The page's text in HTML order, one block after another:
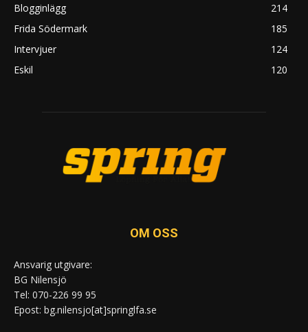
Blogginlägg
214
Frida Södermark
185
Intervjuer
124
Eskil
120
OM OSS
Ansvarig utgivare:
BG Nilensjö
Tel: 070-226 99 95
Epost: bg.nilensjo[at]springlfa.se